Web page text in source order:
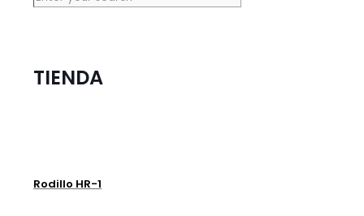
TIENDA
Rodillo HR-1